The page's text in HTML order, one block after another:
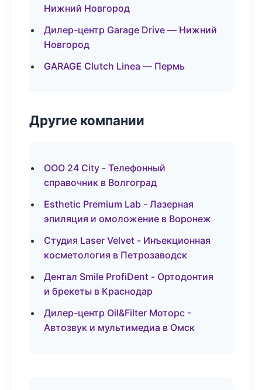
Нижний Новгород
Дилер-центр Garage Drive — Нижний
Новгород
GARAGE Clutch Linea — Пермь
Другие компании
ООО 24 City - Телефонный
справочник в Волгоград
Esthetic Premium Lab - Лазерная
эпиляция и омоложение в Воронеж
Студия Laser Velvet - Инъекционная
косметология в Петрозаводск
Дентал Smile ProfiDent - Ортодонтия
и брекеты в Краснодар
Дилер-центр Oil&Filter Моторс -
Автозвук и мультимедиа в Омск